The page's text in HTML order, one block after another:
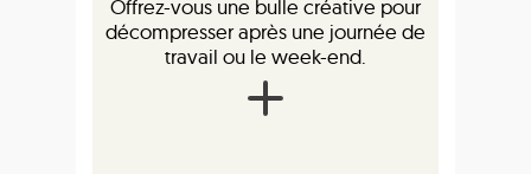
Offrez-vous une bulle créative pour
décompresser après une journée de
travail ou le week-end.